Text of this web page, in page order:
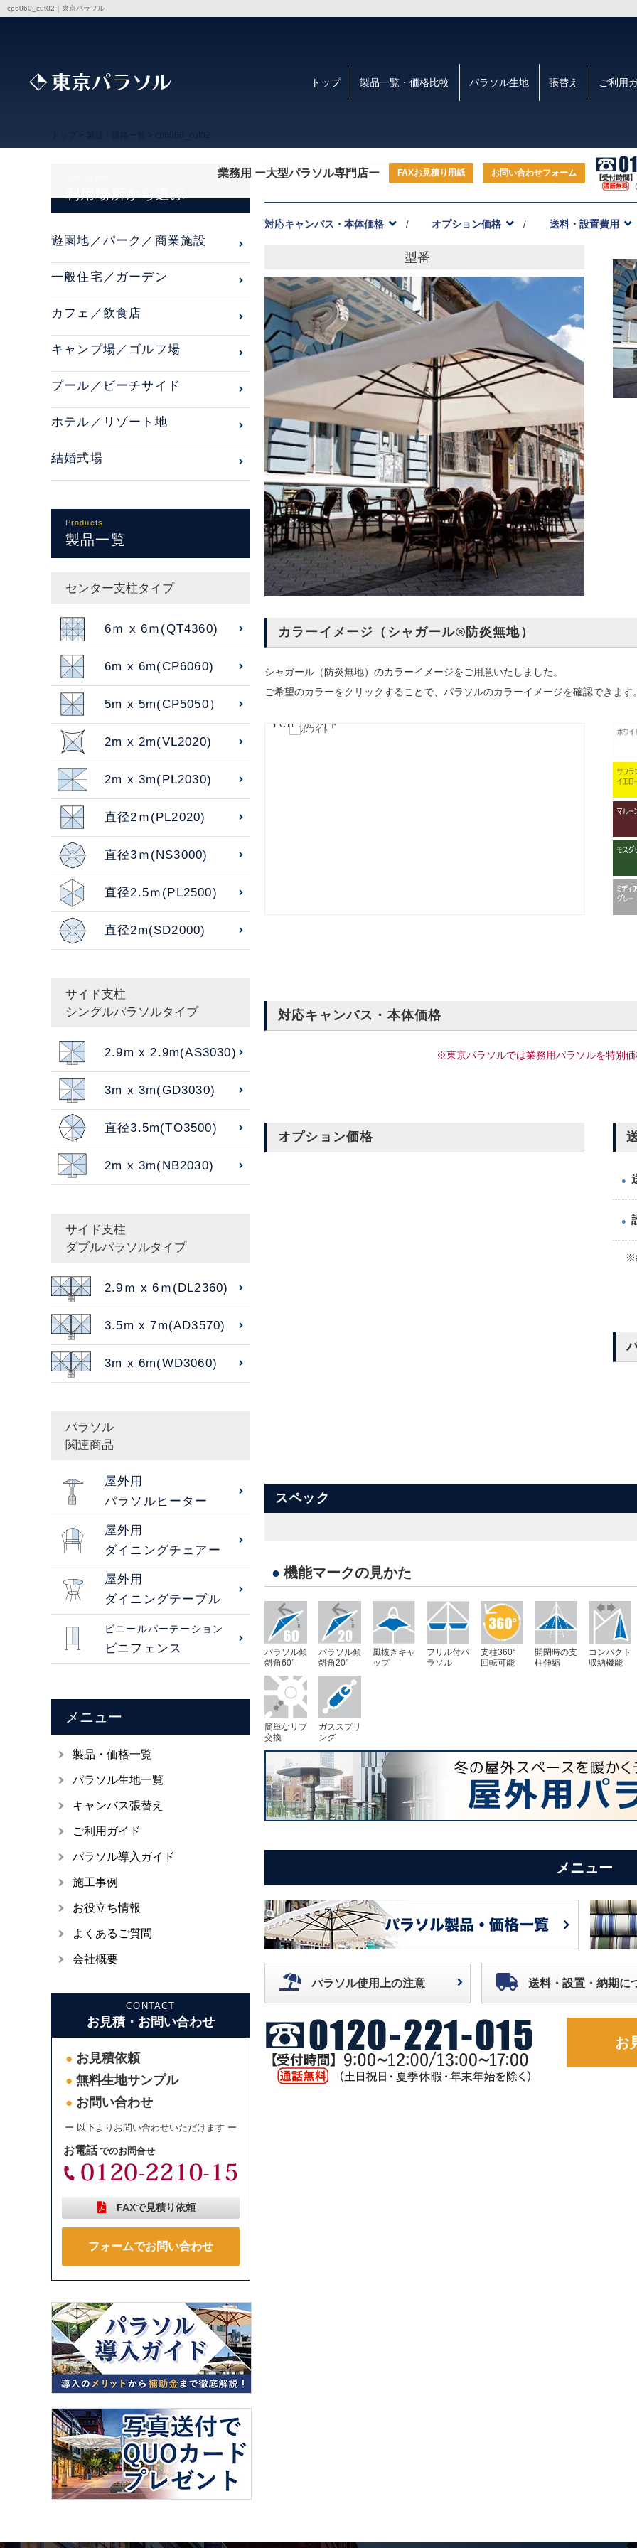
cp6060_cut02｜東京パラソル
トップ 製品一覧・価格比較 パラソル生地 張替え ご利用
業務用 ー大型パラソル専門店ー FAXお見積り用紙 お問い合わせフォーム
cp6060_cut02
対応キャンバス・本体価格 オプション価格 送料・設置費用
型番
カラーイメージ（シャガール®防炎無地）
シャガール（防炎無地）のカラーイメージをご用意いたしました。
ご希望のカラーをクリックすることで、パラソルのカラーイメージを確認できます
EC11：ホワイト
対応キャンバス・本体価格
※東京パラソルでは業務用パラソルを特別
オプション価格
●
●
※
スペック
● 機能マークの見かた
パラソル傾
斜角60°
パラソル傾
斜角20°
風抜きキャ
ップ
フリル付パ
ラソル
支柱360°
回転可能
開閉時の支
柱伸縮
コンパクト
収納機能
簡単なリブ
交換
ガススプリ
ング
メニュー
パラソル使用上の注意 送料・設置・納期に
お
遊園地／パーク／商業施設
一般住宅／ガーデン
カフェ／飲食店
キャンプ場／ゴルフ場
プール／ビーチサイド
ホテル／リゾート地
結婚式場
Products
製品一覧
センター支柱タイプ
6ｍ x 6ｍ(QT4360)
6m x 6m(CP6060)
5m x 5m(CP5050）
2m x 2m(VL2020)
2m x 3m(PL2030)
直径2ｍ(PL2020)
直径3ｍ(NS3000)
直径2.5ｍ(PL2500)
直径2m(SD2000)
サイド支柱
シングルパラソルタイプ
2.9m x 2.9m(AS3030)
3m x 3m(GD3030)
直径3.5m(TO3500)
2m x 3m(NB2030)
サイド支柱
ダブルパラソルタイプ
2.9ｍ x 6ｍ(DL2360)
3.5m x 7m(AD3570)
3m x 6m(WD3060)
パラソル
関連商品
屋外用
パラソルヒーター
屋外用
ダイニングチェアー
屋外用
ダイニングテーブル
ビニールパーテーション
ビニフェンス
メニュー
製品・価格一覧
パラソル生地一覧
キャンバス張替え
ご利用ガイド
パラソル導入ガイド
施工事例
お役立ち情報
よくあるご質問
会社概要
CONTACT
お見積・お問い合わせ
● お見積依頼
● 無料生地サンプル
● お問い合わせ
ー 以下よりお問い合わせいただけます ー
お電話 でのお問合せ
FAXで見積り依頼
フォームでお問い合わせ